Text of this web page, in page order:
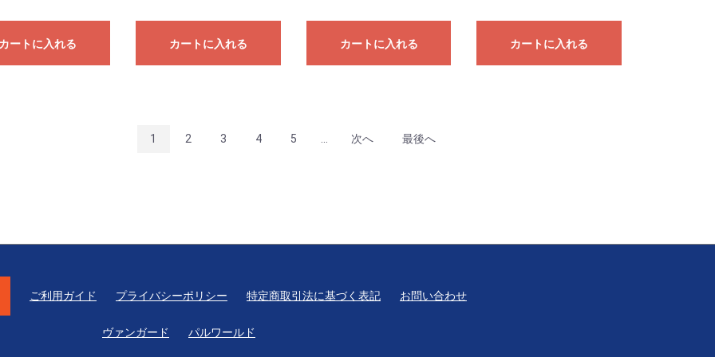
カートに入れる カートに入れる カートに入れる カートに入れる
1 2 3 4 5 次へ 最後へ
ご利用ガイド プライバシーポリシー 特定商取引法に基づく表記 お問い合わせ
ヴァンガード パルワールド